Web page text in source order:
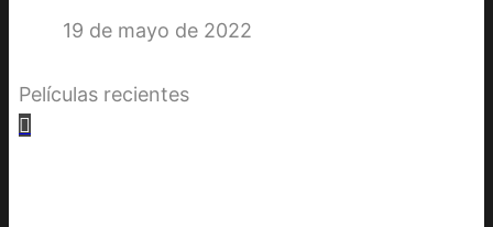
19 de mayo de 2022
Películas recientes